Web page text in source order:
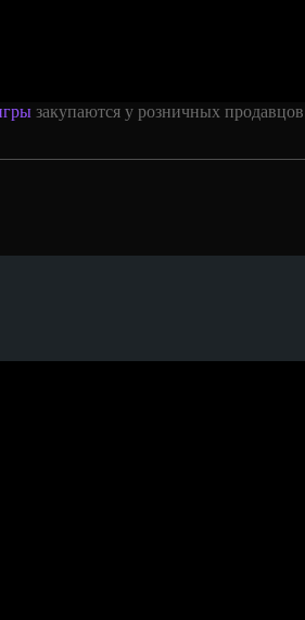
закупаются у розничных